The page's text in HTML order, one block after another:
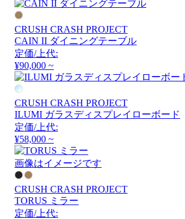
CRUSH CRASH PROJECT
CAIN II ダイニングテーブル
定価/上代:
¥90,000 ~
CRUSH CRASH PROJECT
ILUMI ガラスディスプレイローボード
定価/上代:
¥58,000 ~
画像はイメージです
CRUSH CRASH PROJECT
TORUS ミラー
定価/上代: